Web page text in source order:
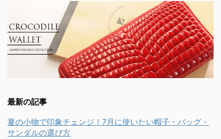
最新の記事
夏の小物で印象チェンジ！7月に使いたい帽子・バッグ・
サンダルの選び方